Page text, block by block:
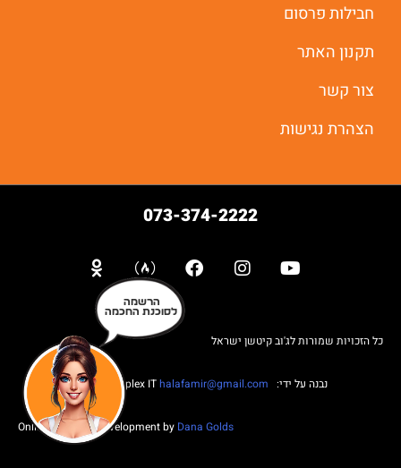
חבילות פרסום
תקנון האתר
צור קשר
הצהרת נגישות
073-374-2222
כל הזכויות שמורות לג'וב קיטשן ישראל
נבנה על ידי: Web complex IT halafamir@gmail.com
Online Business Development by Dana Golds
הרשמה
לסוכנת החכמה